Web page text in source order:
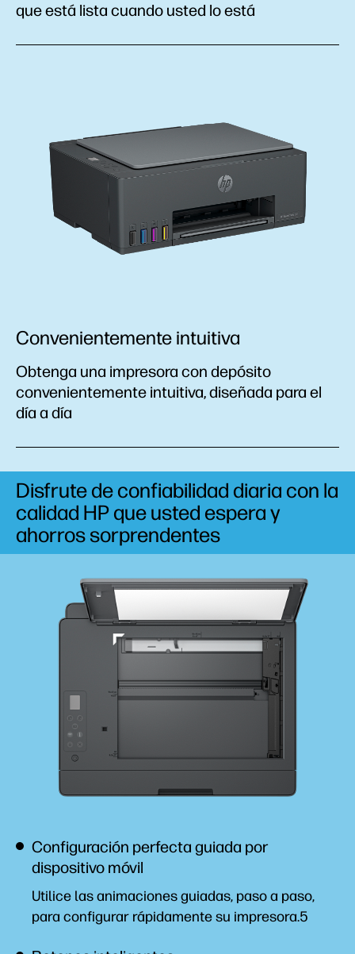
que está lista cuando usted lo está
Convenientemente intuitiva
Obtenga una impresora con depósito
convenientemente intuitiva, diseñada para el
día a día
Disfrute de confiabilidad diaria con la
calidad HP que usted espera y
ahorros sorprendentes
Configuración perfecta guiada por
dispositivo móvil
Utilice las animaciones guiadas, paso a paso,
para configurar rápidamente su impresora.5